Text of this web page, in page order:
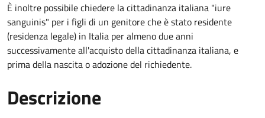
È inoltre possibile chiedere la cittadinanza italiana "iure
sanguinis" per i figli di un genitore che è stato residente
(residenza legale) in Italia per almeno due anni
successivamente all'acquisto della cittadinanza italiana, e
prima della nascita o adozione del richiedente.
Descrizione